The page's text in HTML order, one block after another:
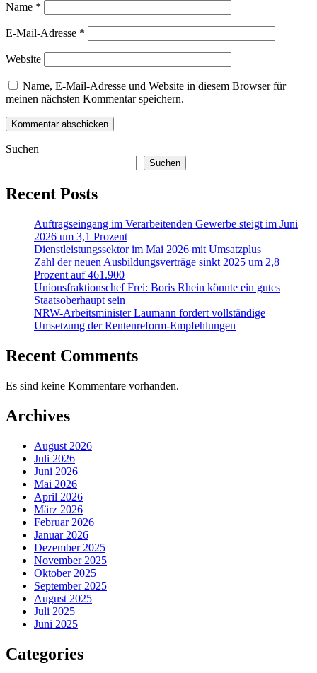
Name *
E-Mail-Adresse *
Website
Name, E-Mail-Adresse und Website in diesem Browser für
meinen nächsten Kommentar speichern.
Suchen
Suchen
Recent Posts
Auftragseingang im Verarbeitenden Gewerbe steigt im Juni
2026 um 3,1 Prozent
Dienstleistungssektor im Mai 2026 mit Umsatzplus
Zahl der neuen Ausbildungsverträge sinkt 2025 um 2,8
Prozent auf 461.900
Unionsfraktionschef Frei: Boris Rhein könnte ein gutes
Staatsoberhaupt sein
NRW-Arbeitsminister Laumann fordert vollständige
Umsetzung der Rentenreform-Empfehlungen
Recent Comments
Es sind keine Kommentare vorhanden.
Archives
August 2026
Juli 2026
Juni 2026
Mai 2026
April 2026
März 2026
Februar 2026
Januar 2026
Dezember 2025
November 2025
Oktober 2025
September 2025
August 2025
Juli 2025
Juni 2025
Categories